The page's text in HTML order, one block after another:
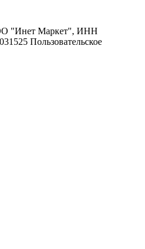
"Инет Маркет", ИНН
Пользовательское